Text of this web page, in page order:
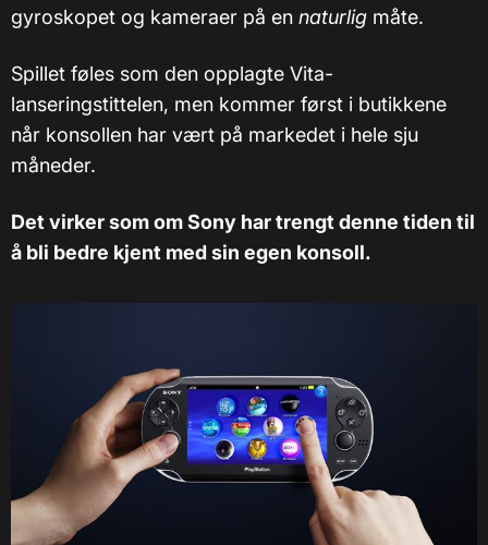
gyroskopet og kameraer på en naturlig måte.
Spillet føles som den opplagte Vita-
lanseringstittelen, men kommer først i butikkene
når konsollen har vært på markedet i hele sju
måneder.
Det virker som om Sony har trengt denne tiden til
å bli bedre kjent med sin egen konsoll.